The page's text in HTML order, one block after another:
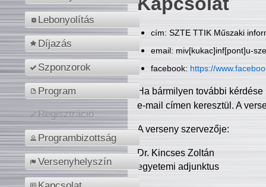
Lebonyolítás
Díjazás
Szponzorok
Program
Regisztráció
Programbizottság
Versenyhelyszín
cím: SZTE TTIK Műszaki
email: miv[kukac]inf[pont]u-
facebook: https://
Ha bármilyen további
e-mail címen keresztül. A
A verseny szervezője:
Dr. Kincses Zoltán
egyetemi adjunktus